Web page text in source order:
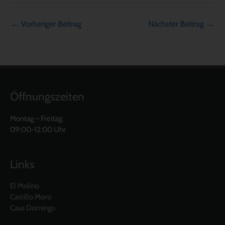
← Vorheriger Beitrag Nächster Beitrag →
Öffnungszeiten
Montag – Freitag:
09:00-12:00 Uhr
Links
El Molino
Castillo Moro
Casa Domingo